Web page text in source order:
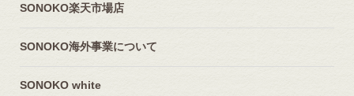
SONOKO楽天市場店
SONOKO海外事業について
SONOKO white